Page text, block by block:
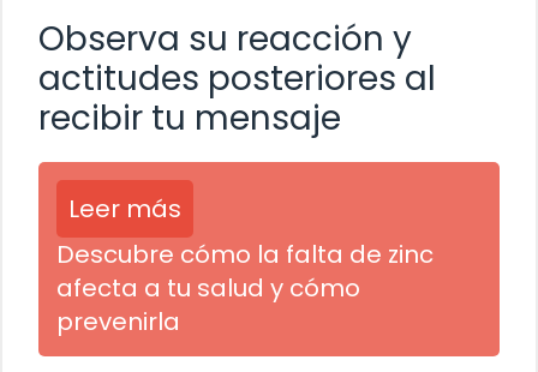
Observa su reacción y
actitudes posteriores al
recibir tu mensaje
Leer más
Descubre cómo la falta de zinc
afecta a tu salud y cómo
prevenirla